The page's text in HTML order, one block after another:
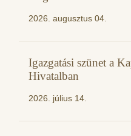
2026. augusztus 04.
Igazgatási szünet a
Hivatalban
2026. július 14.